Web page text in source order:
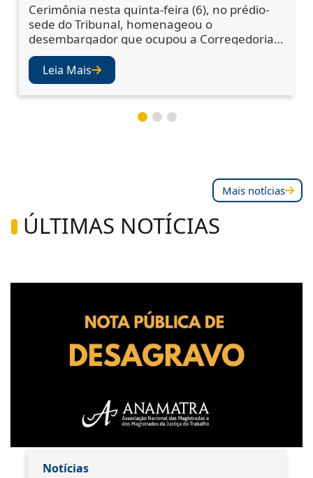
Cerimônia nesta quinta-feira (6), no prédio-
sede do Tribunal, homenageou o
desembargador que ocupou a Corregedoria
Regional no biênio 2023/2025 A cerimônia de
descerramento do retrato do desembargador
Marcelo Augusto Souto de Oliveira,
corregedor regional no biênio 2023/2025,
ocorreu nesta quinta-feira (6), no Salão Nobre
do TRT-1. A solenidade confirmou a inclusão
Leia Mais
Mais notícias
ÚLTIMAS NOTÍCIAS
Notícias